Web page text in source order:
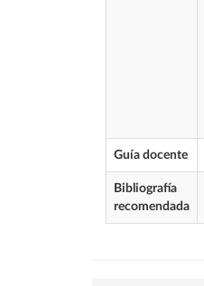
Guía docente
Bibliografía
recomendada